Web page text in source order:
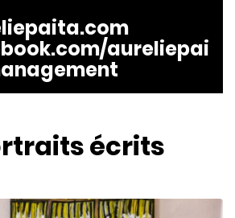
aureliepai
écrits